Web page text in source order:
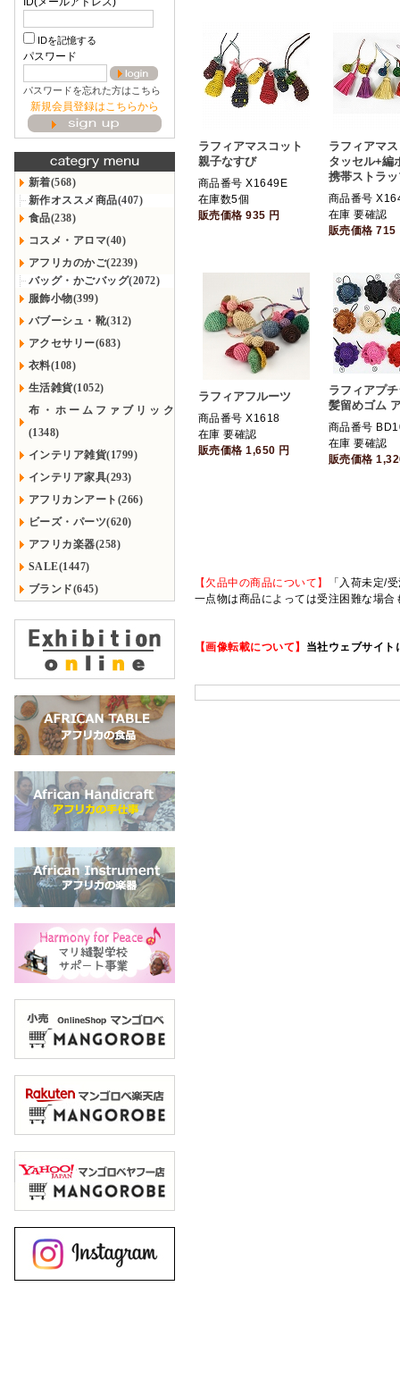
IDを記憶する
パスワード
パスワードを忘れた方はこちら
新規会員登録はこちらから
新着(568)
新作オススメ商品(407)
食品(238)
コスメ・アロマ(40)
アフリカのかご(2239)
バッグ・かごバッグ(2072)
服飾小物(399)
バブーシュ・靴(312)
アクセサリー(683)
衣料(108)
生活雑貨(1052)
布・ホームファブリック
(1348)
インテリア雑貨(1799)
インテリア家具(293)
アフリカンアート(266)
ビーズ・パーツ(620)
アフリカ楽器(258)
SALE(1447)
ブランド(645)
ラフィアマスコット
親子なすび
商品番号 X1649E
在庫数5個
販売価格935 円
ラフィアマ
タッセル+編
携帯ストラ
商品番号
在庫 要確認
販売価格715
ラフィアフルーツ
商品番号 X1618
在庫 要確認
販売価格1,650 円
ラフィアプ
髪留めゴム
商品番号
在庫 要確認
販売価格
【欠品中の商品について】
「入荷未定/
一点物は商品によっては受注困難な場
【画像転載について】 当社ウェブサイト